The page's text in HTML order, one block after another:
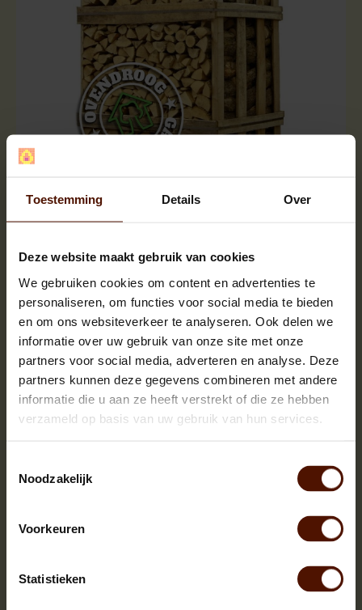
Toestemming Details Over
Deze website maakt gebruik van cookies
We gebruiken cookies om content en advertenties te
personaliseren, om functies voor social media te bieden
en om ons websiteverkeer te analyseren. Ook delen we
informatie over uw gebruik van onze site met onze
partners voor social media, adverteren en analyse. Deze
partners kunnen deze gegevens combineren met andere
informatie die u aan ze heeft verstrekt of die ze hebben
verzameld op basis van uw gebruik van hun services.
Noodzakelijk
Voorkeuren
Statistieken
Hele pallets | ca.1000 blokken |